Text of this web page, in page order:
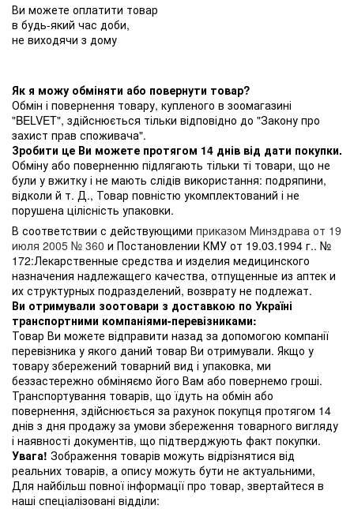
Ви можете оплатити товар
в будь-який час доби,
не виходячи з дому
Як я можу обміняти або повернути товар?
Обмін і повернення товару, купленого в зоомагазині
"BELVET", здійснюється тільки відповідно до "Закону про
захист прав споживача".
Зробити це Ви можете протягом 14 днів від дати покупки.
Обміну або поверненню підлягають тільки ті товари, що не
були у вжитку і не мають слідів використання: подряпини,
відколи й т. Д., Товар повністю укомплектований і не
порушена цілісність упаковки.
В соответствии с действующими приказом Минздрава от 19
июля 2005 № 360 и Постановлении КМУ от 19.03.1994 г.. №
172:Лекарственные средства и изделия медицинского
назначения надлежащего качества, отпущенные из аптек и
их структурных подразделений, возврату не подлежат.
Ви отримували зоотовари з доставкою по Україні
транспортними компаніями-перевізниками:
Товар Ви можете відправити назад за допомогою компанії
перевізника у якого даний товар Ви отримували. Якщо у
товару збережений товарний вид і упаковка, ми
беззастережно обміняємо його Вам або повернемо гроші.
Транспортування товарів, що їдуть на обмін або
повернення, здійснюється за рахунок покупця протягом 14
днів з дня продажу за умови збереження товарного вигляду
і наявності документів, що підтверджують факт покупки.
Увага! Зображення товарів можуть відрізнятися від
реальних товарів, а опису можуть бути не актуальними,
Для найбільш повної інформації про товар, звертайтеся в
наші спеціалізовані відділи: